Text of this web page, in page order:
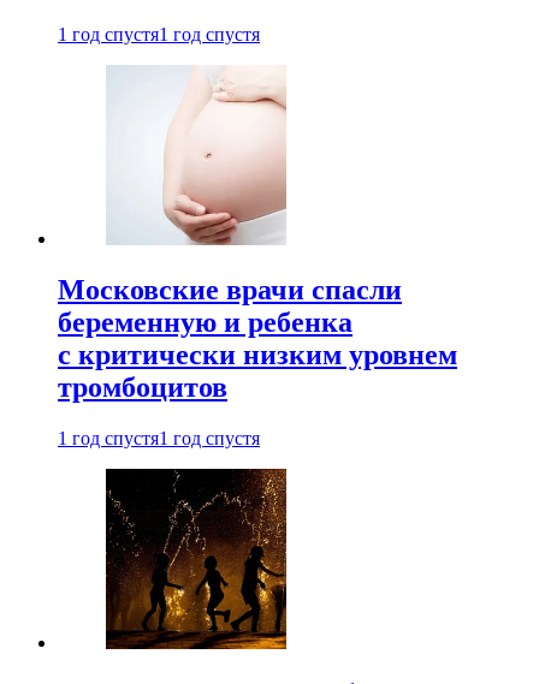
1 год спустя1 год спустя
Московские врачи спасли
беременную и ребенка
с критически низким уровнем
тромбоцитов
1 год спустя1 год спустя